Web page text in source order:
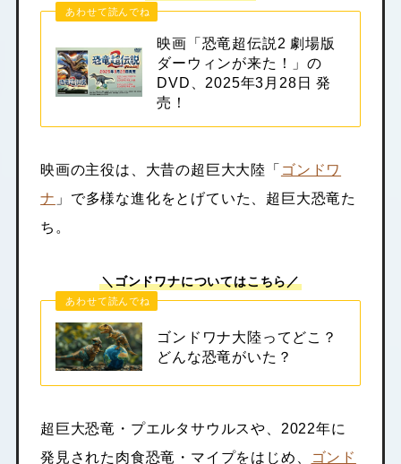
あわせて読んでね
映画「恐竜超伝説2 劇場版
ダーウィンが来た！」の
DVD、2025年3月28日 発
売！
映画の主役は、大昔の超巨大大陸「 ゴンドワ
ナ 」で多様な進化をとげていた、超巨大恐竜た
ち。
＼ゴンドワナについてはこちら／
あわせて読んでね
ゴンドワナ大陸ってどこ？
どんな恐竜がいた？
超巨大恐竜・プエルタサウルスや、2022年に
発見された肉食恐竜・マイプをはじめ、
ゴンド